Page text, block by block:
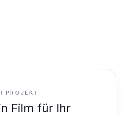
PROJEKT
Film für Ihr